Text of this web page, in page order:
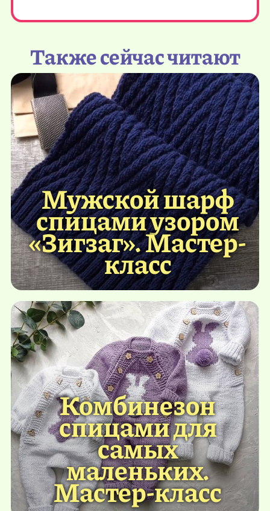
Также сейчас читают
Мужской шарф
спицами узором
«Зигзаг». Мастер-
класс
Комбинезон
спицами для
самых
маленьких.
Мастер-класс